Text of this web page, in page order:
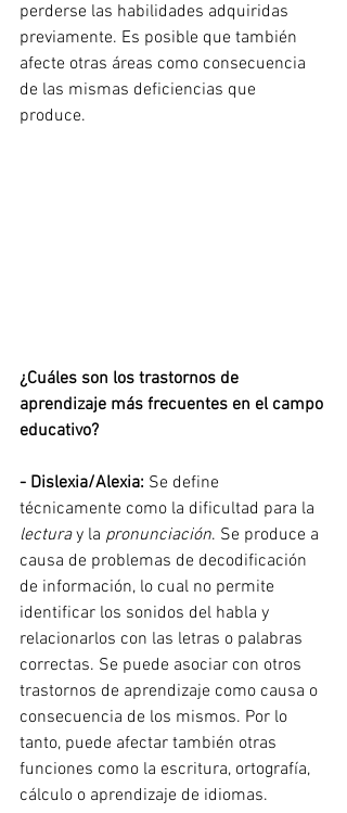
perderse las habilidades adquiridas
previamente. Es posible que también
afecte otras áreas como consecuencia
de las mismas deficiencias que
produce.
¿Cuáles son los trastornos de
aprendizaje más frecuentes en el campo
educativo?
- Dislexia/Alexia: Se define
técnicamente como la dificultad para la
lectura y la pronunciación. Se produce a
causa de problemas de decodificación
de información, lo cual no permite
identificar los sonidos del habla y
relacionarlos con las letras o palabras
correctas. Se puede asociar con otros
trastornos de aprendizaje como causa o
consecuencia de los mismos. Por lo
tanto, puede afectar también otras
funciones como la escritura, ortografía,
cálculo o aprendizaje de idiomas.